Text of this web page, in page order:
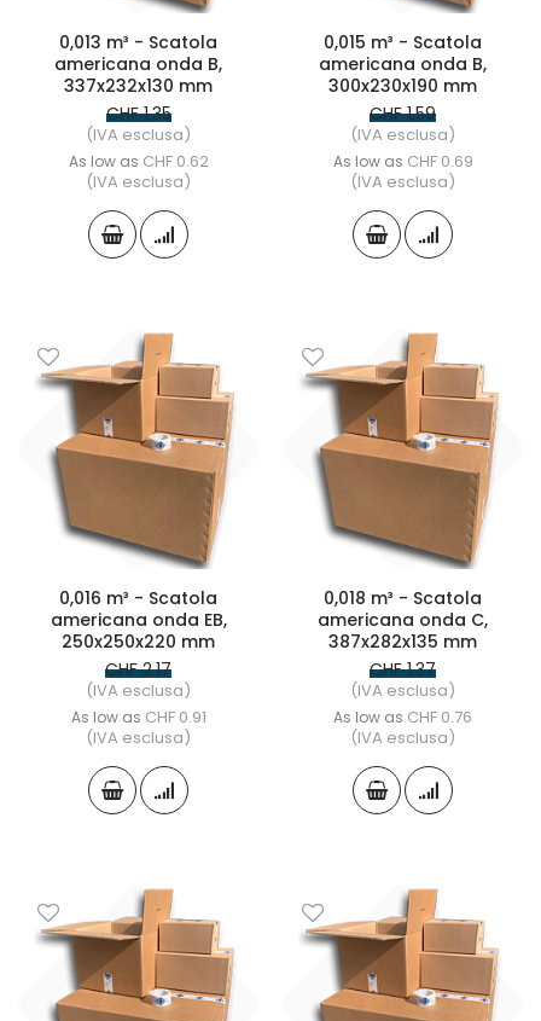
0,013 m³ - Scatola
americana onda B,
337x232x130 mm
CHF 1.35
(IVA esclusa)
As low as CHF 0.62
(IVA esclusa)
0,015 m³ - Scatola
americana onda B,
300x230x190 mm
CHF 1.59
(IVA esclusa)
As low as CHF 0.69
(IVA esclusa)
0,016 m³ - Scatola
americana onda EB,
250x250x220 mm
CHF 2.17
(IVA esclusa)
As low as CHF 0.91
(IVA esclusa)
0,018 m³ - Scatola
americana onda C,
387x282x135 mm
CHF 1.37
(IVA esclusa)
As low as CHF 0.76
(IVA esclusa)